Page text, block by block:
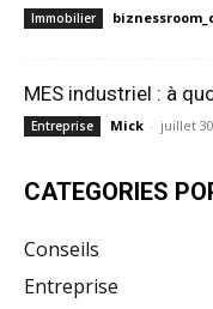
Immobilier
MES industriel : à
Entreprise Mick - juillet
CATEGORIES
Conseils
Entreprise